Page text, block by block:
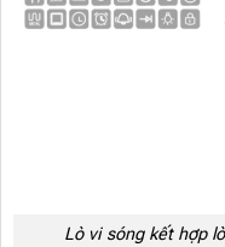
Lò vi sóng kết hợp